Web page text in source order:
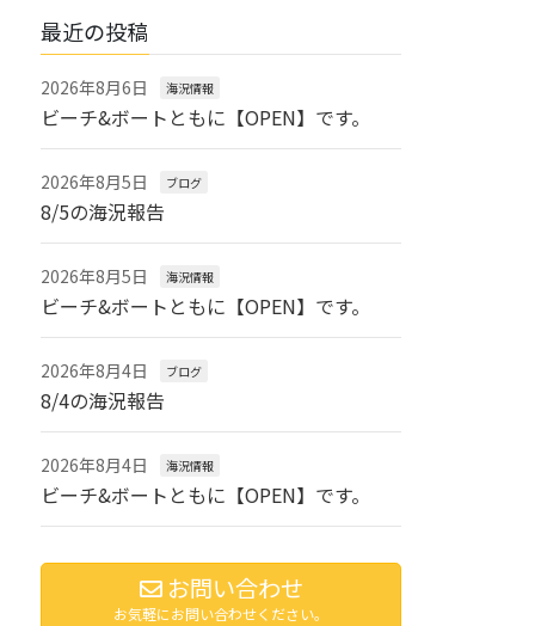
最近の投稿
2026年8月6日 海況情報
ビーチ&ボートともに【OPEN】です。
2026年8月5日 ブログ
8/5の海況報告
2026年8月5日 海況情報
ビーチ&ボートともに【OPEN】です。
2026年8月4日 ブログ
8/4の海況報告
2026年8月4日 海況情報
ビーチ&ボートともに【OPEN】です。
お問い合わせ
お気軽にお問い合わせください。